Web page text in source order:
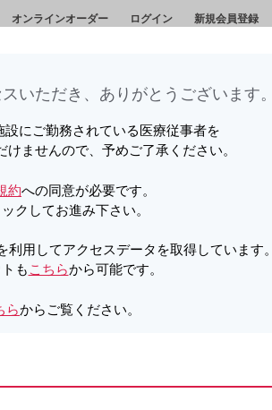
オンラインオーダー ログイン 新規会員登録
ムの「総合力」で、難易度の高い症例に挑む ：長崎
医療
貢献しました。
いただき、ありがとうございます。​
にご勤務されている医療従事者を
ませんので、予めご了承ください。
約への同意が必要です。
クしてお進み下さい。
用してアクセスデータを取得しています。
も こちらから可能です。
らからご覧ください。